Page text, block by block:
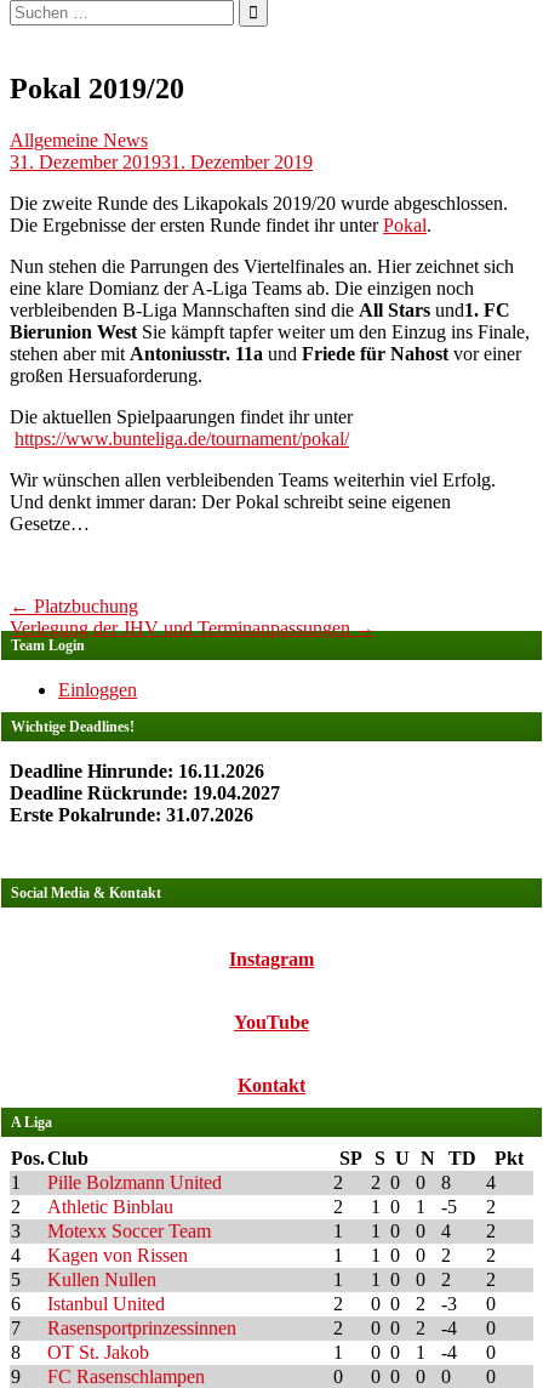
Suchen
nach:
Pokal 2019/20
Allgemeine News
31. Dezember 201931. Dezember 2019
Die zweite Runde des Likapokals 2019/20 wurde abgeschlossen.
Die Ergebnisse der ersten Runde findet ihr unterPokal.
Nun stehen die Parrungen des Viertelfinales an. Hier zeichnet sich
eine klare Domianz der A-Liga Teams ab. Die einzigen noch
verbleibenden B-Liga Mannschaften sind die All Stars und1. FC
Bierunion West Sie kämpft tapfer weiter um den Einzug ins Finale,
stehen aber mit Antoniusstr. 11a und Friede für Nahost vor einer
großen Hersuaforderung.
Die aktuellen Spielpaarungen findet ihr unter
https://www.bunteliga.de/tournament/pokal/
Wir wünschen allen verbleibenden Teams weiterhin viel Erfolg.
Und denkt immer daran: Der Pokal schreibt seine eigenen
Gesetze…
Post
navigation
← Platzbuchung
Verlegung der JHV und Terminanpassungen→
Team Login
Einloggen
Wichtige Deadlines!
Deadline Hinrunde: 16.11.2026
Deadline Rückrunde: 19.04.2027
Erste Pokalrunde: 31.07.2026
Social Media & Kontakt
Instagram
YouTube
Kontakt
A Liga
Pos.Club SP S U N TD
Pkt
1
Pille Bolzmann United 2 2 0 0 8
4
2
Athletic Binblau 2 1 0 1 -5
2
3
Motexx Soccer Team 1 1 0 0 4
2
4
Kagen von Rissen 1 1 0 0 2
2
5
Kullen Nullen 1 1 0 0 2
2
6
Istanbul United 2 0 0 2 -3
0
7
Rasensportprinzessinnen 2 0 0 2 -4
0
8
OT St. Jakob 1 0 0 1 -4
0
9
FC Rasenschlampen 0 0 0 0 0
0